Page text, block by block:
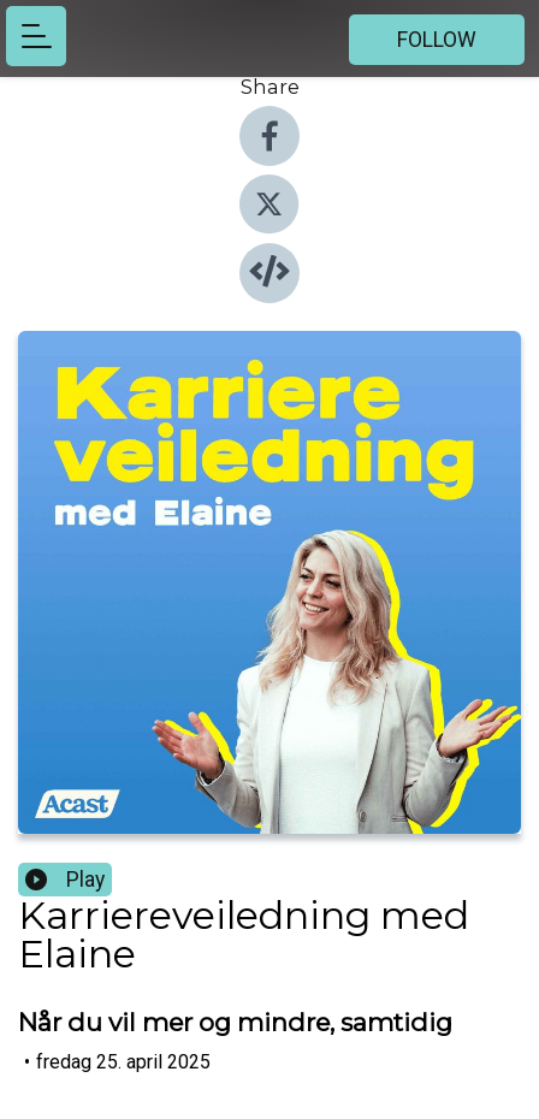
FOLLOW
Share
Play
Karriereveiledning med
Elaine
Når du vil mer og mindre, samtidig
• fredag 25. april 2025